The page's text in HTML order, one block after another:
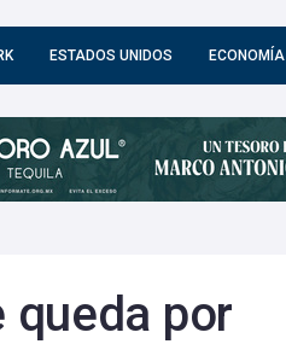
ESTADOS UNIDOS ECONOMÍA
queda por